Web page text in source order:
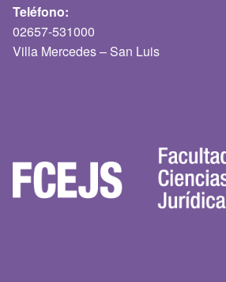
Teléfono:
02657-531000
Villa Mercedes – San Luis